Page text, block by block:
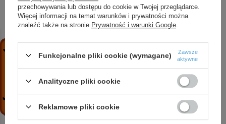
Symbol 001441
ZOBACZ RÓWNIEŻ
4 IBQ 30-4 (7,5 kW, 400 V) pompa głębinowa
przechowywania lub dostępu do cookie w Twojej przeglądarce.
Więcej informacji na temat warunków i prywatności można
znaleźć także na stronie Prywatność i warunki Google
Funkcjonalne pliki cookie (wymagane)
Zawsze
aktywne
Analityczne pliki cookie
Reklamowe pliki cookie